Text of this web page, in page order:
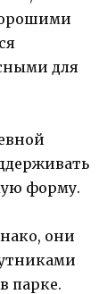
для
форму.
они
парке.